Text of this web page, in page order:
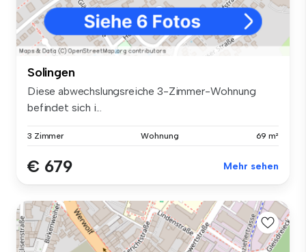
Solingen
Diese abwechslungsreiche 3-Zimmer-Wohnung
befindet sich i...
3 Zimmer Wohnung 69 m²
€ 679 Mehr sehen